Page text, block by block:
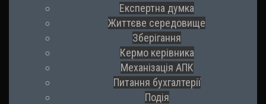
Експертна думка
Життєве середовище
Зберігання
Кермо керівника
Механізація АПК
Питання бухгалтерії
Подія